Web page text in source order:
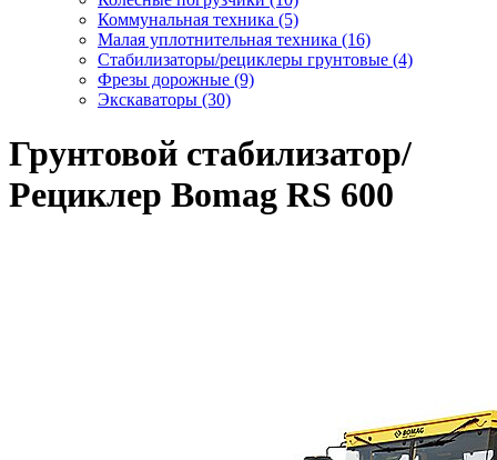
Коммунальная техника (5)
Малая уплотнительная техника (16)
Стабилизаторы/рециклеры грунтовые (4)
Фрезы дорожные (9)
Экскаваторы (30)
Грунтовой стабилизатор/
Рециклер Bomag RS 600